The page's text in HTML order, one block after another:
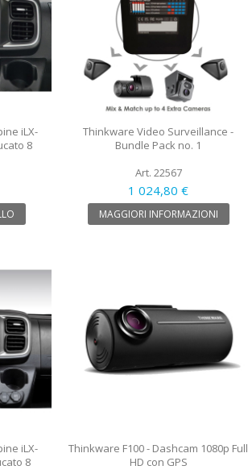
iLX-
8
Thinkware Video Surveillance -
Bundle Pack no. 1
Art. 22567
1 024,80 €
MAGGIORI INFORMAZIONI
iLX-
8
Thinkware F100 - Dashcam 1080p Full
HD con GPS